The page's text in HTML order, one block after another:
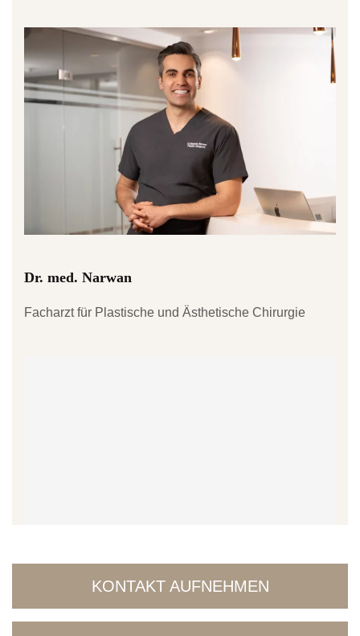
Dr. med. Narwan
Facharzt für Plastische und Ästhetische Chirurgie
KONTAKT AUFNEHMEN